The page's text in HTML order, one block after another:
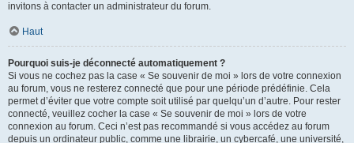
invitons à contacter un administrateur du forum.
Haut
Pourquoi suis-je déconnecté automatiquement ?
Si vous ne cochez pas la case « Se souvenir de moi » lors de votre connexion
au forum, vous ne resterez connecté que pour une période prédéfinie. Cela
permet d’éviter que votre compte soit utilisé par quelqu’un d’autre. Pour rester
connecté, veuillez cocher la case « Se souvenir de moi » lors de votre
connexion au forum. Ceci n’est pas recommandé si vous accédez au forum
depuis un ordinateur public, comme une librairie, un cybercafé, une université,